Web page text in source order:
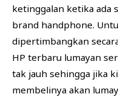
ketinggalan ketika ada
brand handphone.
dipertimbangkan
HP terbaru lumayan
tak jauh sehingga jika
membelinya akan